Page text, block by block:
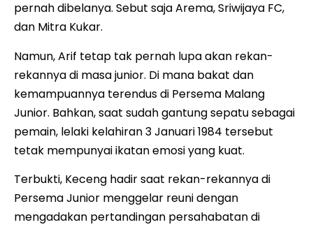
pernah dibelanya. Sebut saja Arema, Sriwijaya FC,
dan Mitra Kukar.
Namun, Arif tetap tak pernah lupa akan rekan-
rekannya di masa junior. Di mana bakat dan
kemampuannya terendus di Persema Malang
Junior. Bahkan, saat sudah gantung sepatu sebagai
pemain, lelaki kelahiran 3 Januari 1984 tersebut
tetak mempunyai ikatan emosi yang kuat.
Terbukti, Keceng hadir saat rekan-rekannya di
Persema Junior menggelar reuni dengan
mengadakan pertandingan persahabatan di